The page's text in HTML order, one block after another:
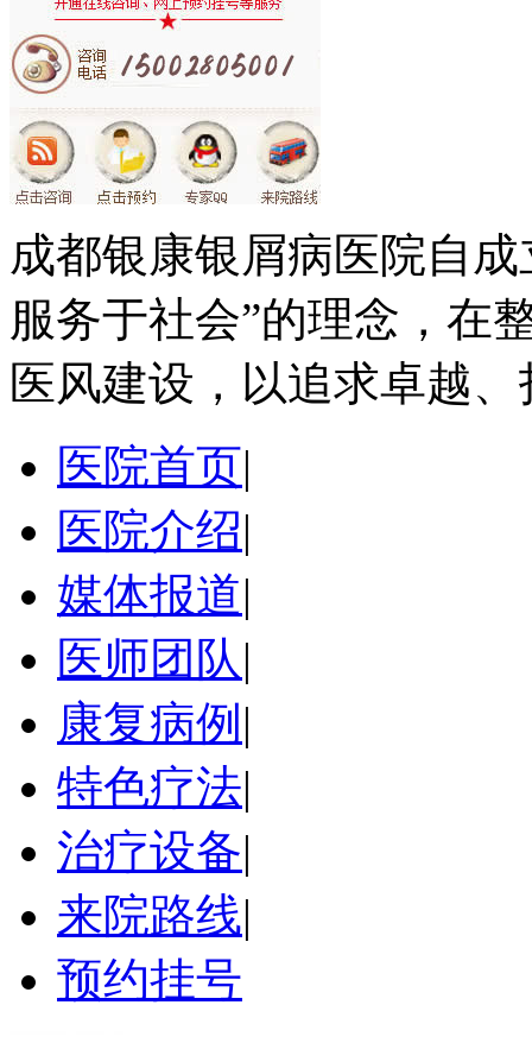
成都银康银屑病医院自
服务于社会”的理念，在
医风建设，以追求卓越
医院首页|
医院介绍|
媒体报道|
医师团队|
康复病例 |
特色疗法|
治疗设备|
来院路线|
预约挂号